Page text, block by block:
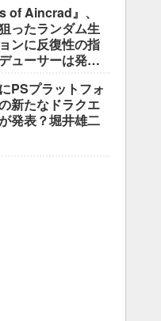
of Aincrad』、
ったランダム生
ンに反復性の指
ューサーは発売
PSプラットフォ
新たなドラクエ
発表？堀井雄二